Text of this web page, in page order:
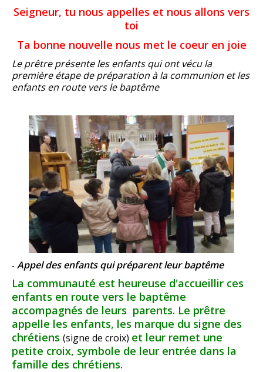
Seigneur, tu nous appelles et nous allons vers
toi
Ta bonne nouvelle nous met le coeur en joie
Le prêtre présente les enfants qui ont vécu la
première étape de préparation à la communion et les
enfants en route vers le baptême
- Appel des enfants qui préparent leur baptême
La communauté est heureuse d'accueillir ces
enfants en route vers le baptême
accompagnés de leurs parents. Le prêtre
appelle les enfants, les marque du signe des
chrétiens (signe de croix) et leur remet une
petite croix, symbole de leur entrée dans la
famille des chrétiens.